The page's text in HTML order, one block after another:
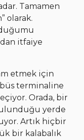
Tamamen
olarak.
itfaiye
etmek için
terminaline
Orada, bir
yerde
Artık hiçbir
bir kalabalık